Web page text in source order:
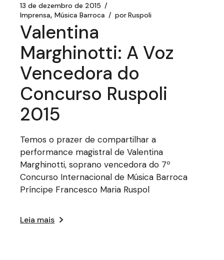
13 de dezembro de 2015
Imprensa Música Barroca porRuspoli
Valentina
Marghinotti: A Voz
Vencedora do
Concurso Ruspoli
2015
Temos o prazer de compartilhar a
performance magistral de Valentina
Marghinotti, soprano vencedora do 7º
Concurso Internacional de Música Barroca
Príncipe Francesco Maria Ruspol
Leia mais